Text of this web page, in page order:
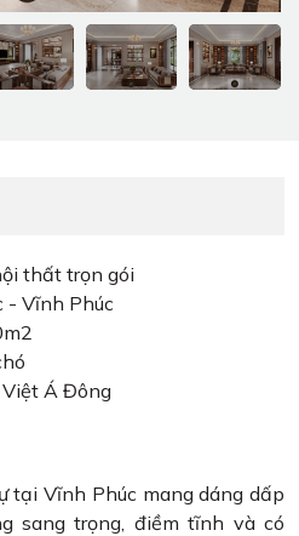
thất trọn gói
Vĩnh Phúc
Á Đông
tại Vĩnh Phúc mang dáng dấp
sang trọng, điềm tĩnh và có